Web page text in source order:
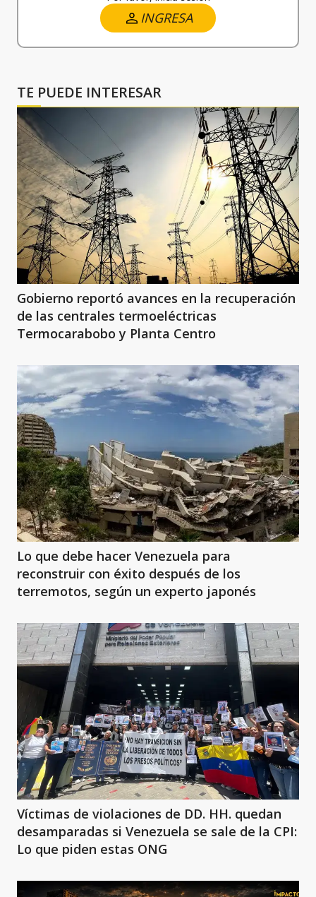
INGRESA
TE PUEDE INTERESAR
Gobierno reportó avances en la recuperación
de las centrales termoeléctricas
Termocarabobo y Planta Centro
Lo que debe hacer Venezuela para
reconstruir con éxito después de los
terremotos, según un experto japonés
Víctimas de violaciones de DD. HH. quedan
desamparadas si Venezuela se sale de la CPI:
Lo que piden estas ONG